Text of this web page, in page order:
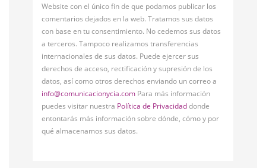
Website con el único fin de que podamos publicar los
comentarios dejados en la web. Tratamos sus datos
con base en tu consentimiento. No cedemos sus datos
a terceros. Tampoco realizamos transferencias
internacionales de sus datos. Puede ejercer sus
derechos de acceso, rectificación y supresión de los
datos, así como otros derechos enviando un correo a
info@comunicacionycia.com Para más información
puedes visitar nuestra Política de Privacidaddonde
entontarás más información sobre dónde, cómo y por
qué almacenamos sus datos.